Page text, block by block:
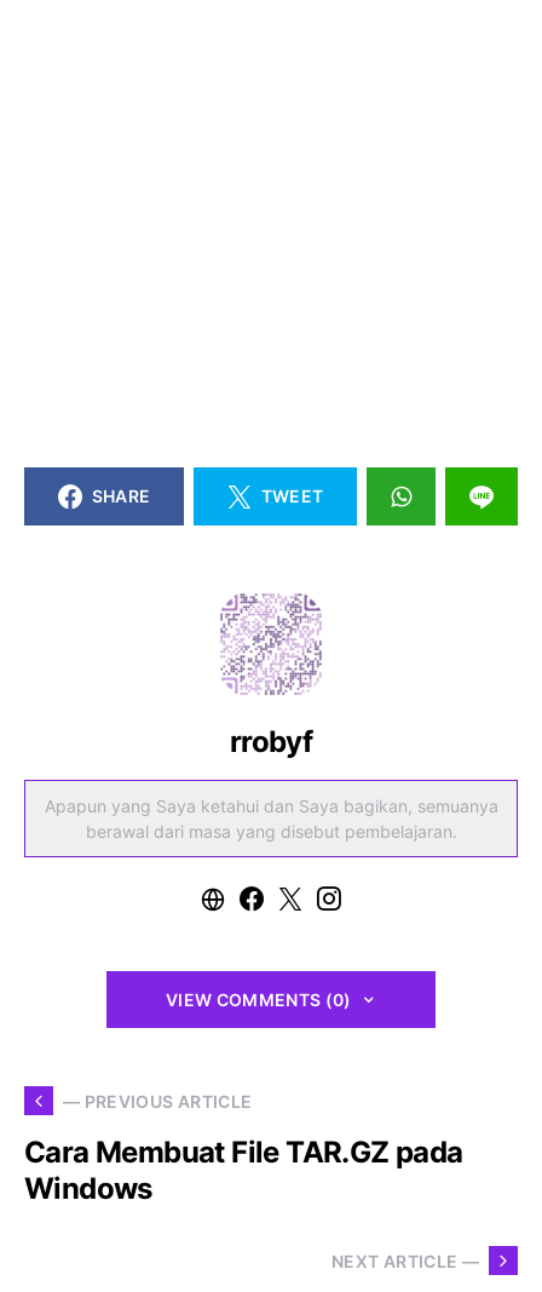
SHARE TWEET
rrobyf
Apapun yang Saya ketahui dan Saya bagikan, semuanya
berawal dari masa yang disebut pembelajaran.
VIEW COMMENTS (0)
— PREVIOUS ARTICLE
Cara Membuat File TAR.GZ pada
Windows
NEXT ARTICLE —